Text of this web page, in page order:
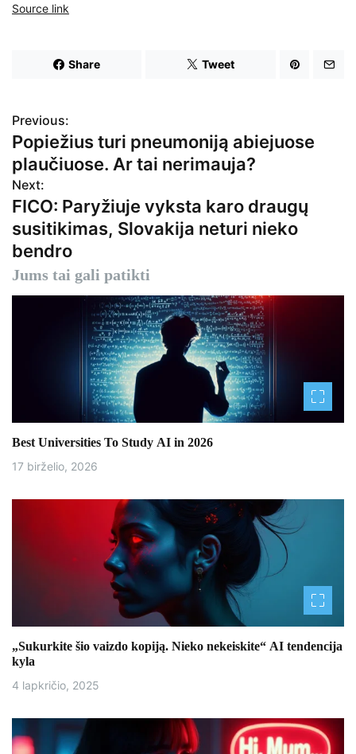
Source link
Share Tweet
N
a
v
i
g
a
t
a
ų
Previous:
Popiežius turi pneumoniją abiejuose
plaučiuose. Ar tai nerimauja?
Next:
FICO: Paryžiuje vyksta karo draugų
susitikimas, Slovakija neturi nieko
bendro
Jums tai gali patikti
Best Universities To Study AI in 2026
17 birželio, 2026
„Sukurkite šio vaizdo kopiją. Nieko nekeiskite“ AI tendencija
kyla
4 lapkričio, 2025